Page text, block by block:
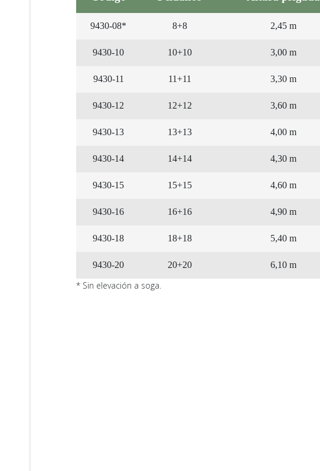
9430-08* 8+8 2,45 m
9430-10 10+10 3,00 m
9430-11 11+11 3,30 m
9430-12 12+12 3,60 m
9430-13 13+13 4,00 m
9430-14 14+14 4,30 m
9430-15 15+15 4,60 m
9430-16 16+16 4,90 m
9430-18 18+18 5,40 m
9430-20 20+20 6,10 m
* Sin elevación a soga.